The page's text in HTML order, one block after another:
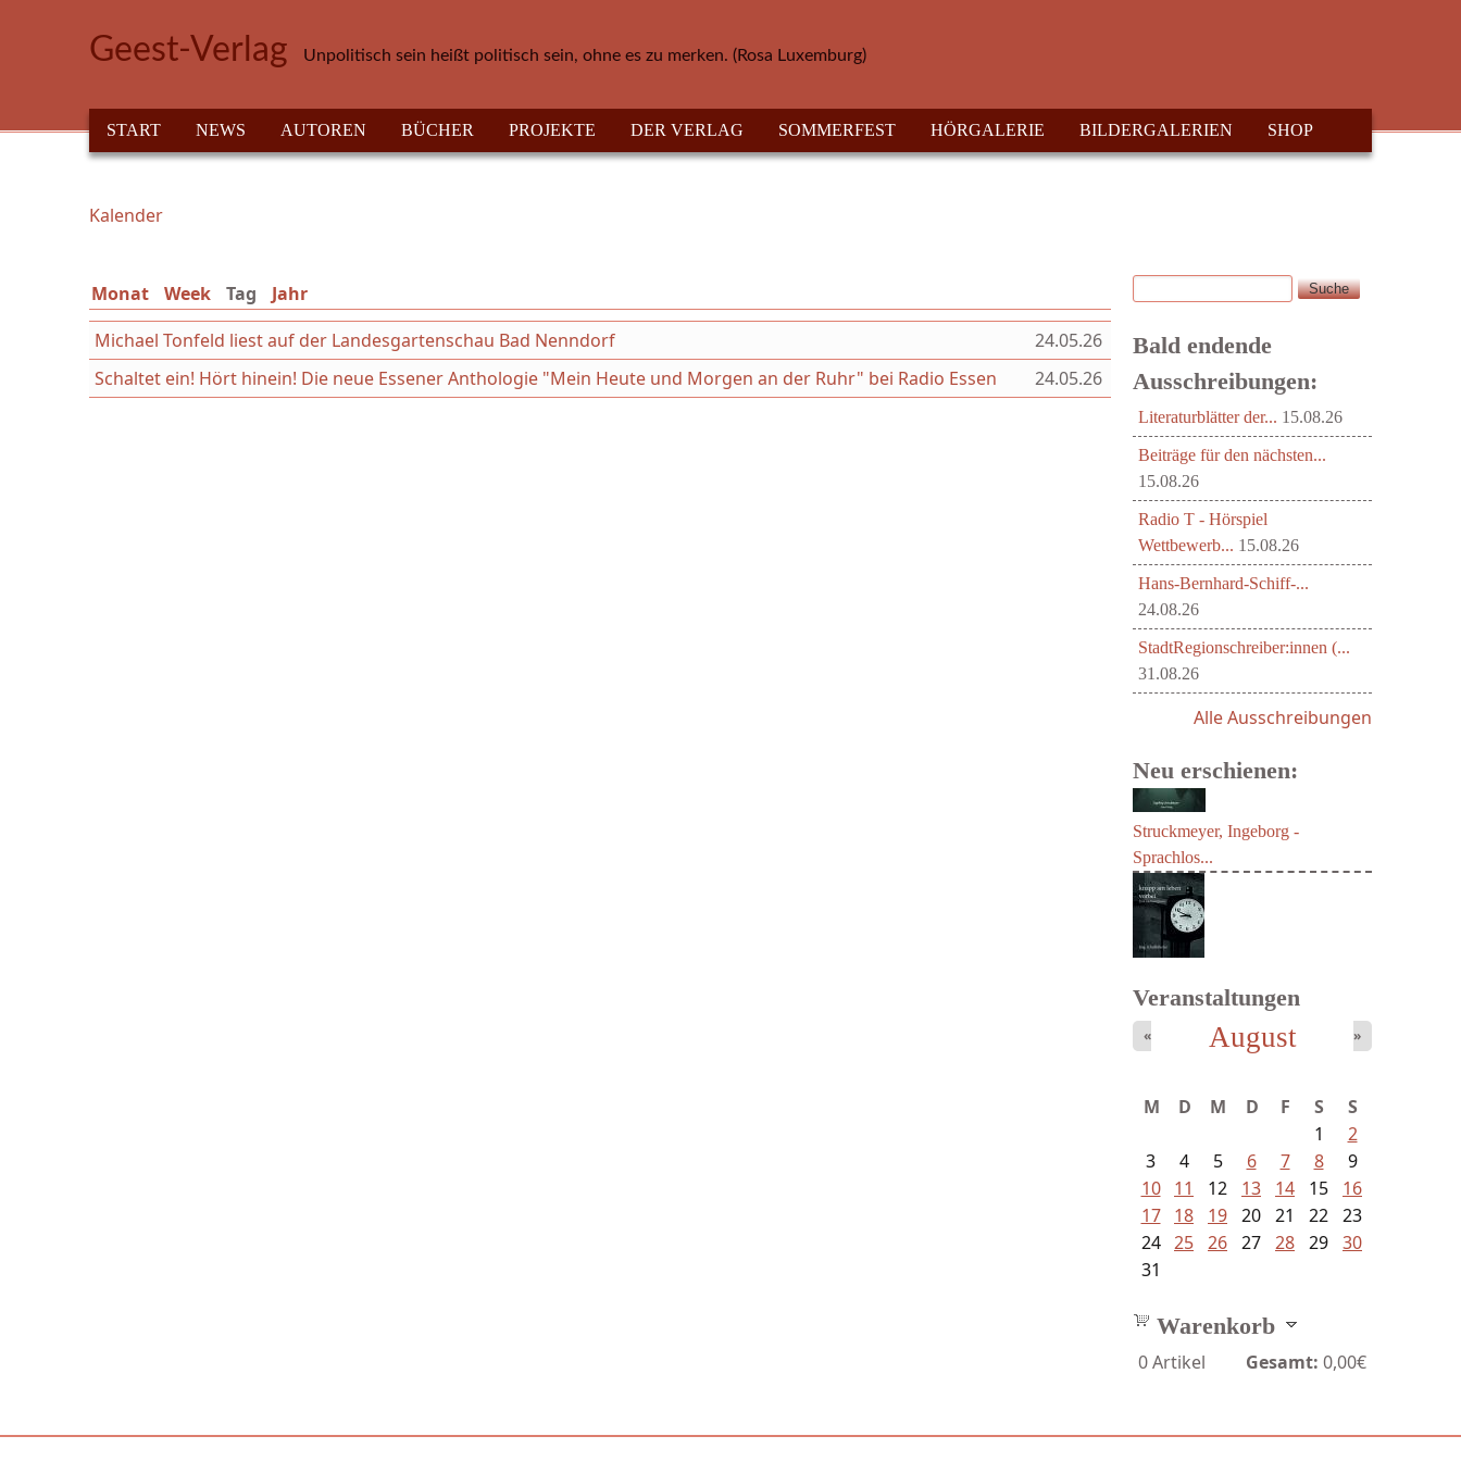
Geest-Verlag Unpolitisch sein heißt politisch sein, ohne es zu merken. (Rosa Luxemburg)
HAUPTMENÜ
START NEWS AUTOREN BÜCHER PROJEKTE DER VERLAG SOMMERFEST HÖRGALERIE BILDERGALERIEN SHOP
Sie sind hier
Kalender
Monat Week Tag (aktiver Reiter)
Jahr
Michael Tonfeld liest auf der Landesgartenschau Bad Nenndorf
24.05.26
Schaltet ein! Hört hinein! Die neue Essener Anthologie "Mein Heute und Morgen an der Ruhr" bei Radio Essen
24.05.26
Suchformular
Suche
Bald endende
Ausschreibungen:
Literaturblätter der... 15.08.26
Beiträge für den nächsten...
15.08.26
Radio T - Hörspiel
Wettbewerb... 15.08.26
Hans-Bernhard-Schiff-...
24.08.26
StadtRegionschreiber:innen (...
31.08.26
Alle Ausschreibungen
Neu erschienen:
Struckmeyer, Ingeborg -
Sprachlos...
Veranstaltungen
August
« »
M D M D F S
S
1
2
3
4 5 6 7 8
9
10
11 12 13 14 15
16
17
18 19 20 21 22 23
24 25 26 27 28 29 30
31
Warenkorb
0Artikel Gesamt: 0,00€